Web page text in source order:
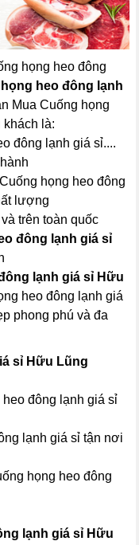
họng heo đông
heo đông lạnh
Mua Cuống họng
khách là:
đông lạnh giá sỉ....
họng heo đông
lượng
và trên toàn quốc
đông lạnh giá sỉ
lạnh giá sỉ Hữu
heo đông lạnh giá
phong phú và đa
sỉ Hữu Lũng
đông lạnh giá sỉ
lạnh giá sỉ tận nơi
họng heo đông
lạnh giá sỉ Hữu